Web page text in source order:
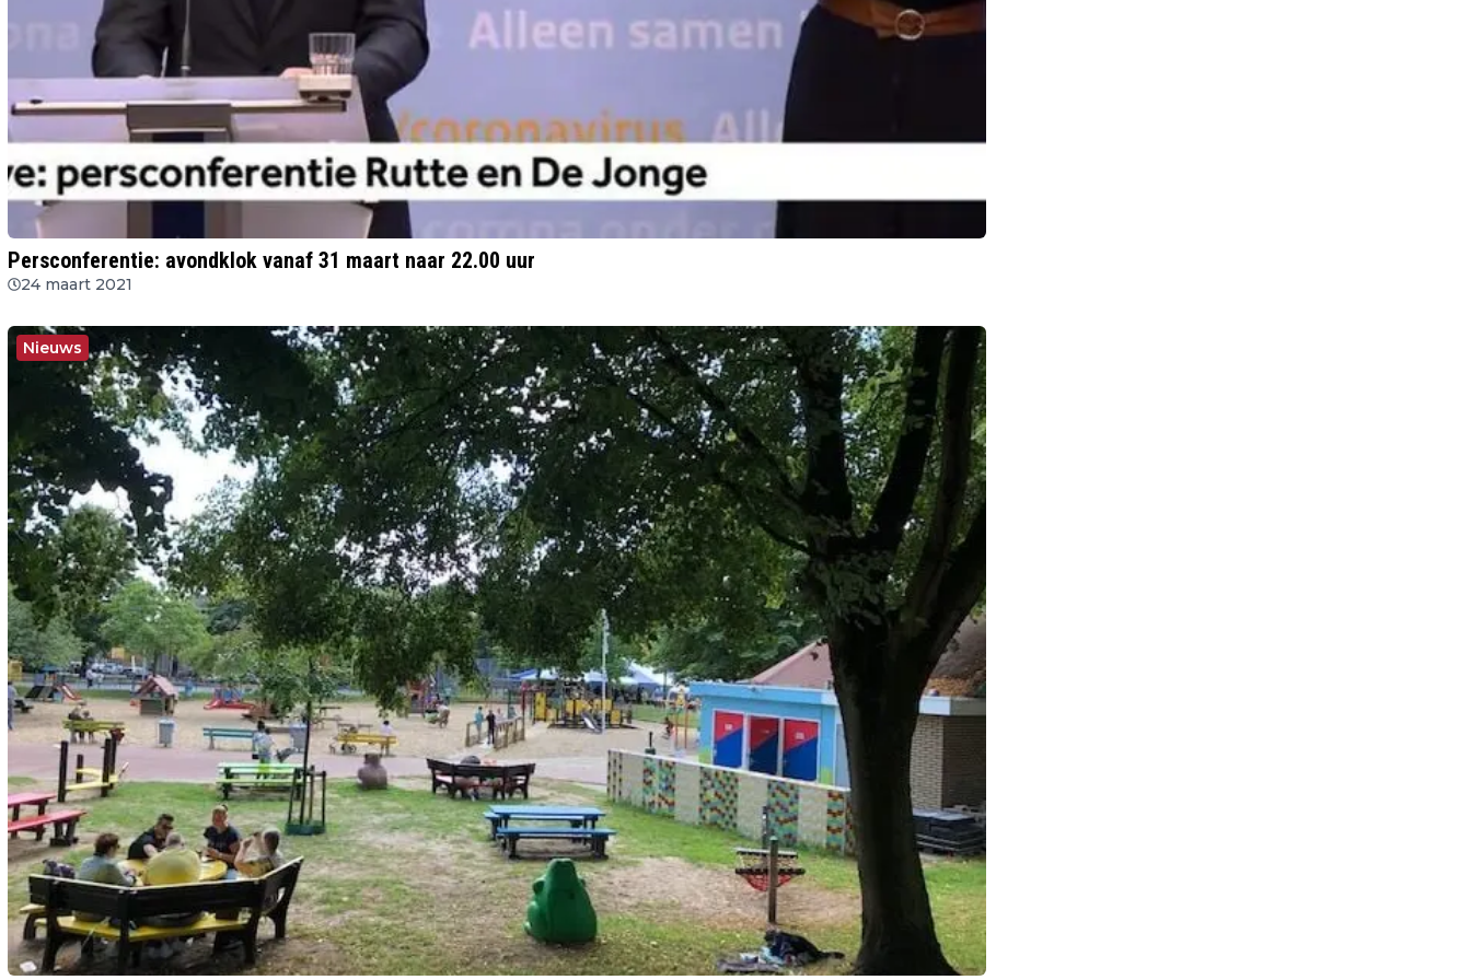
Persconferentie: avondklok vanaf 31 maart naar 22.00 uur
24 maart 2021
Nieuws